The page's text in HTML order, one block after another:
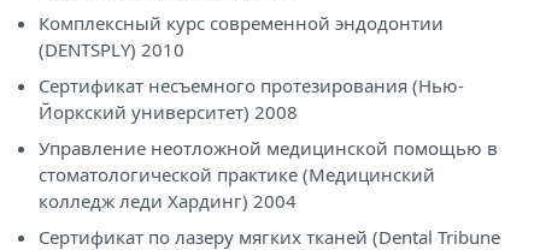
Комплексный курс современной эндодонтии
(DENTSPLY) 2010
Сертификат несъемного протезирования (Нью-
Йоркский университет) 2008
Управление неотложной медицинской помощью в
стоматологической практике (Медицинский
колледж леди Хардинг) 2004
Сертификат по лазеру мягких тканей (Dental Tribune